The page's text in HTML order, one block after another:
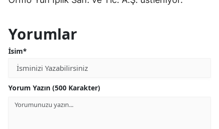
Yorumlar
İsim*
Yorum Yazın (500 Karakter)